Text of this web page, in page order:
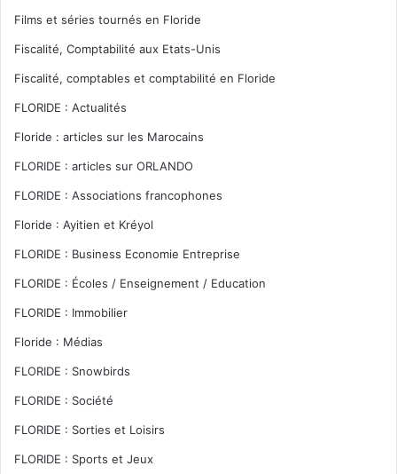
Films et séries tournés en Floride
Fiscalité, Comptabilité aux Etats-Unis
Fiscalité, comptables et comptabilité en Floride
FLORIDE : Actualités
Floride : articles sur les Marocains
FLORIDE : articles sur ORLANDO
FLORIDE : Associations francophones
Floride : Ayitien et Kréyol
FLORIDE : Business Economie Entreprise
FLORIDE : Écoles / Enseignement / Education
FLORIDE : Immobilier
Floride : Médias
FLORIDE : Snowbirds
FLORIDE : Société
FLORIDE : Sorties et Loisirs
FLORIDE : Sports et Jeux